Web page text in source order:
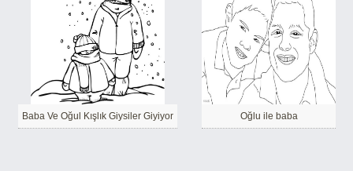
Baba Ve Oğul Kışlık Giysiler Giyiyor Oğlu ile baba